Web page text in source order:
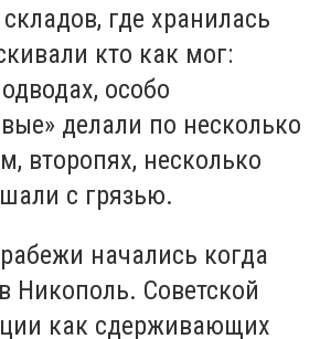
где хранилась
кто как мог:
особо
делали по несколько
второпях, несколько
с грязью.
начались когда
Советской
как сдерживающих